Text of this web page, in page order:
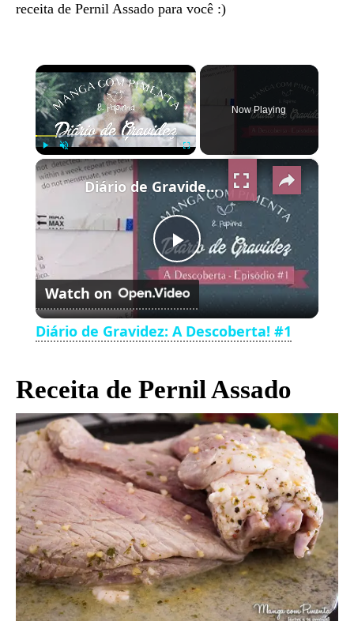
receita de Pernil Assado para você :)
×
Play Unmute
Now Playing
×
Play
Video
Diário de Gravidez: A Descoberta! #1
Watch on
Diário de Gravidez: A Descoberta! #1
Receita de Pernil Assado